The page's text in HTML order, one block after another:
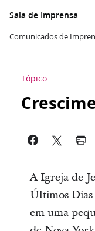
Sala de Imprensa
Comunicados de
Tópico
A Igreja de
Últimos
em uma